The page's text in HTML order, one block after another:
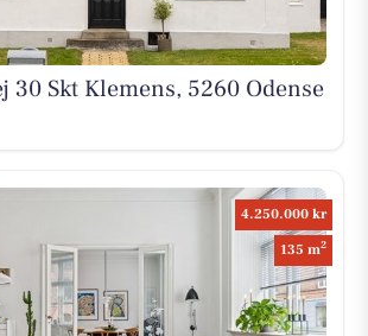
30 Skt Klemens, 5260 Odense
4.250.000 kr
135 m2